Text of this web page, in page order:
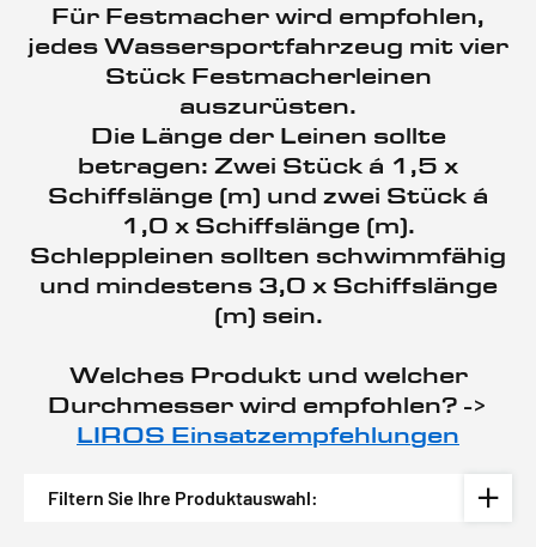
Für Festmacher wird empfohlen,
jedes Wassersportfahrzeug mit vier
Stück Festmacherleinen
auszurüsten.
Die Länge der Leinen sollte
betragen: Zwei Stück á 1,5 x
Schiffslänge (m) und zwei Stück á
1,0 x Schiffslänge (m).
Schleppleinen sollten schwimmfähig
und mindestens 3,0 x Schiffslänge
(m) sein.
Welches Produkt und welcher
Durchmesser wird empfohlen? ->
LIROS Einsatzempfehlungen
Filtern Sie Ihre Produktauswahl: